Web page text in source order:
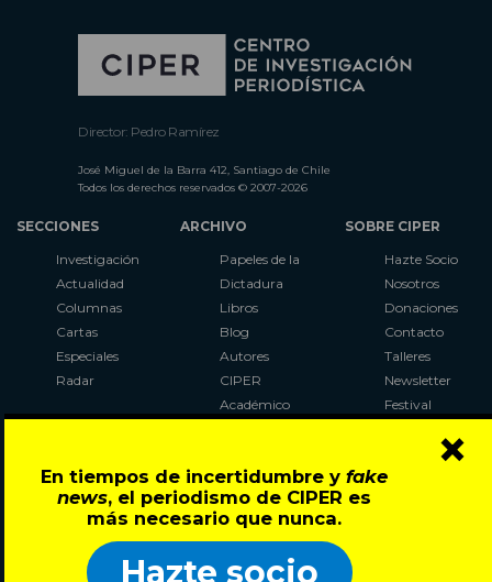
En tiempos de incertidumbre y fake
news, el periodismo de CIPER es
más necesario que nunca.
Hazte socio
×
Director: Pedro Ramírez
José Miguel de la Barra 412, Santiago de Chile
Todos los derechos reservados © 2007-2026
SECCIONES
Investigación
Actualidad
Columnas
Cartas
Especiales
Radar
ARCHIVO
Papeles de la
Dictadura
Libros
Blog
Autores
CIPER
Académico
Al Plebiscito
con CIPER
SOBRE CIPER
Hazte Socio
Nosotros
Donaciones
Contacto
Talleres
Newsletter
Festival